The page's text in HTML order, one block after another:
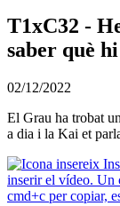
T1xC32 -
saber què
02/12/2022
El Grau ha trobat
a dia i la Kai et
inserir el vídeo. Un
cmd+c per copiar,